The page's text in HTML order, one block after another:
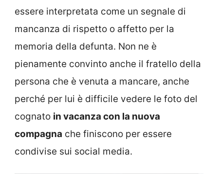
essere interpretata come un segnale di
mancanza di rispetto o affetto per la
memoria della defunta. Non ne è
pienamente convinto anche il fratello della
persona che è venuta a mancare, anche
perché per lui è difficile vedere le foto del
cognato in vacanza con la nuova
compagna che finiscono per essere
condivise sui social media.